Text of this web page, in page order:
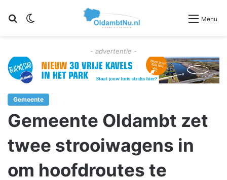
Zoeken Menu
- advertentie -
Gemeente
Gemeente Oldambt zet
twee strooiwagens in
om hoofdroutes te